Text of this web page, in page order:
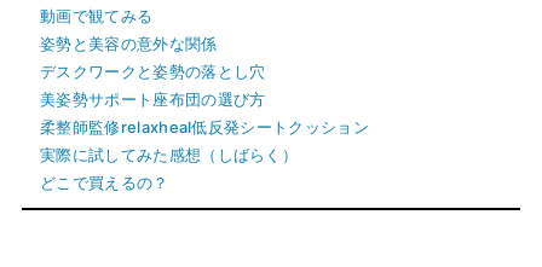
動画で観てみる
姿勢と美容の意外な関係
デスクワークと姿勢の落とし穴
美姿勢サポート座布団の選び方
柔整師監修relaxheal低反発シートクッション
実際に試してみた感想（しばらく）
どこで買えるの？